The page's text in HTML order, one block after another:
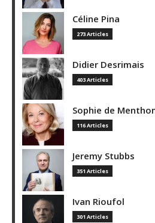
Céline Pina
273 Articles
Didier Desrimais
403 Articles
Sophie de
116 Articles
Jeremy Stubbs
351 Articles
Ivan Rioufol
301 Articles